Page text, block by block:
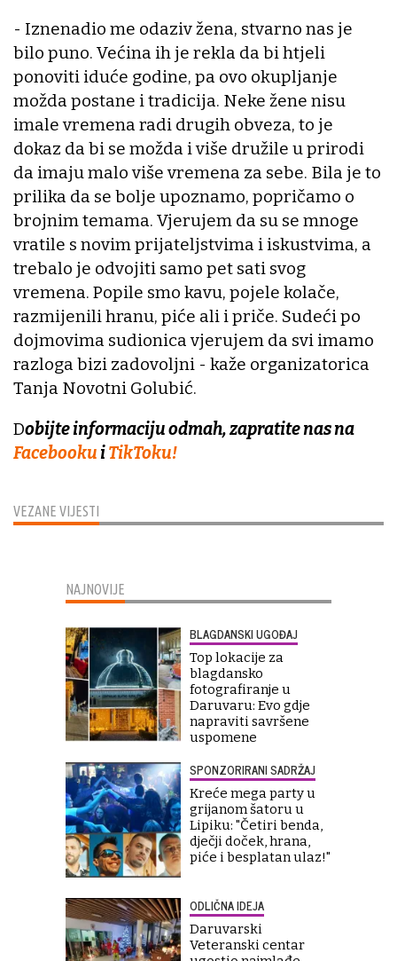
VEZANE VIJESTI
- Iznenadio me odaziv žena, stvarno nas je
bilo puno. Većina ih je rekla da bi htjeli
ponoviti iduće godine, pa ovo okupljanje
možda postane i tradicija. Neke žene nisu
imale vremena radi drugih obveza, to je
dokaz da bi se možda i više družile u prirodi
da imaju malo više vremena za sebe. Bila je to
prilika da se bolje upoznamo, popričamo o
brojnim temama. Vjerujem da su se mnoge
vratile s novim prijateljstvima i iskustvima, a
trebalo je odvojiti samo pet sati svog
vremena. Popile smo kavu, pojele kolače,
razmijenili hranu, piće ali i priče. Sudeći po
dojmovima sudionica vjerujem da svi imamo
razloga bizi zadovoljni - kaže organizatorica
Tanja Novotni Golubić.
Dobijte informaciju odmah, zapratite nas na
FacebookuiTikToku!
NAJNOVIJE
BLAGDANSKI UGOĐAJ
Top lokacije za
blagdansko
fotografiranje u
Daruvaru: Evo gdje
napraviti savršene
uspomene
SPONZORIRANI SADRŽAJ
Kreće mega party u
grijanom šatoru u
Lipiku: "Četiri benda,
dječji doček, hrana,
piće i besplatan ulaz!"
ODLIČNA IDEJA
Daruvarski
Veteranski centar